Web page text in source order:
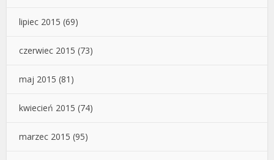
lipiec 2015 (69)
czerwiec 2015 (73)
maj 2015 (81)
kwiecień 2015 (74)
marzec 2015 (95)